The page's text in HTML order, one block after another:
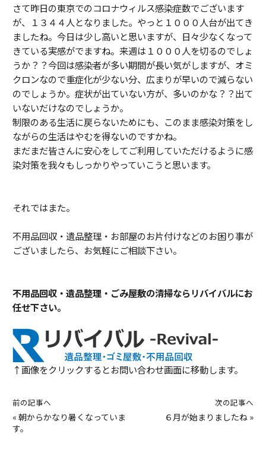
さて昨日の東京でのコロナウィルス感染症数でございます
が、１３４４人となりました。やっと１０００人台が出てき
ましたね。今日は少し高いと思いますが、日々少なくなって
きている実感がでますね。来週は１０００人を切るのでしょ
うか？？今回は感染者が多い期間が長い気がしますが、オミ
クロンなので重症化が少ない分、広まりが早いので減らない
のでしょうか。症状が出ていない方が、多いのかな？？出て
いないだけなのでしょうか。
制限のある生活に戻らないためにも、このまま感染対策をし
ながらの生活はやむを得ないのですかね。
まだまだ皆さんに安心をしてご利用していただけるように感
染対策を我々もしっかりやっていこうと思います。
それではまた。
不用品回収・遺品整理・お部屋のお片付けなどのお困り事が
ございましたら、お気軽にご相談下さい。
不用品回収・遺品整理・ごみ屋敷の清掃ならリバイバルにお
任せ下さい。
↑画像をクリックするとお問い合わせ画面に移動します。
前の記事へ
« 朝からかなり暑くなっていま
す。
次の記事へ
６月が始まりましたね »